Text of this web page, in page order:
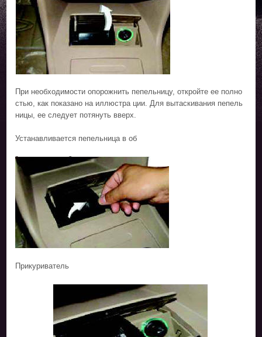
При необходимости опорожнить пепельницу, откройте ее полно
стью, как показано на иллюстра ции. Для вытаскивания пепель
ницы, ее следует потянуть вверх.
Устанавливается пепельница в об
Прикуриватель